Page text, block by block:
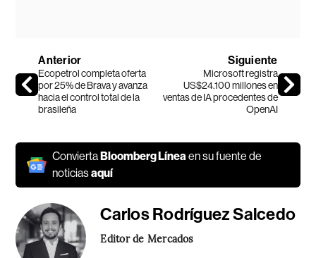
Anterior
Ecopetrol completa oferta
por 25% de Brava y avanza
hacia el control total de la
brasileña
Siguiente
Microsoft registra
US$24.100 millones en
ventas de IA procedentes de
OpenAI
ConviertaBloomberg Líneaen su fuente de
noticiasaquí
Carlos Rodríguez Salcedo
Editor de Mercados